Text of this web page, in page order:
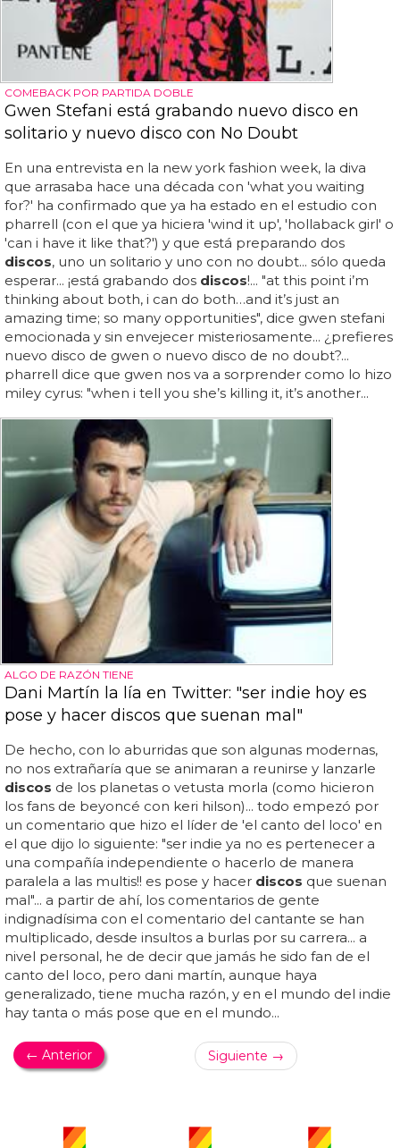
COMEBACK POR PARTIDA DOBLE
Gwen Stefani está grabando nuevo disco en
solitario y nuevo disco con No Doubt
En una entrevista en la new york fashion week, la diva
que arrasaba hace una década con 'what you waiting
for?' ha confirmado que ya ha estado en el estudio con
pharrell (con el que ya hiciera 'wind it up', 'hollaback girl' o
'can i have it like that?') y que está preparando dos
discos, uno un solitario y uno con no doubt... sólo queda
esperar... ¡está grabando dos discos!... "at this point i’m
thinking about both, i can do both…and it’s just an
amazing time; so many opportunities", dice gwen stefani
emocionada y sin envejecer misteriosamente... ¿prefieres
nuevo disco de gwen o nuevo disco de no doubt?...
pharrell dice que gwen nos va a sorprender como lo hizo
miley cyrus: "when i tell you she’s killing it, it’s another...
ALGO DE RAZÓN TIENE
Dani Martín la lía en Twitter: "ser indie hoy es
pose y hacer discos que suenan mal"
De hecho, con lo aburridas que son algunas modernas,
no nos extrañaría que se animaran a reunirse y lanzarle
discos de los planetas o vetusta morla (como hicieron
los fans de beyoncé con keri hilson)... todo empezó por
un comentario que hizo el líder de 'el canto del loco' en
el que dijo lo siguiente: "ser indie ya no es pertenecer a
una compañía independiente o hacerlo de manera
paralela a las multis!! es pose y hacer discos que suenan
mal"... a partir de ahí, los comentarios de gente
indignadísima con el comentario del cantante se han
multiplicado, desde insultos a burlas por su carrera... a
nivel personal, he de decir que jamás he sido fan de el
canto del loco, pero dani martín, aunque haya
generalizado, tiene mucha razón, y en el mundo del indie
hay tanta o más pose que en el mundo...
← Anterior Siguiente →